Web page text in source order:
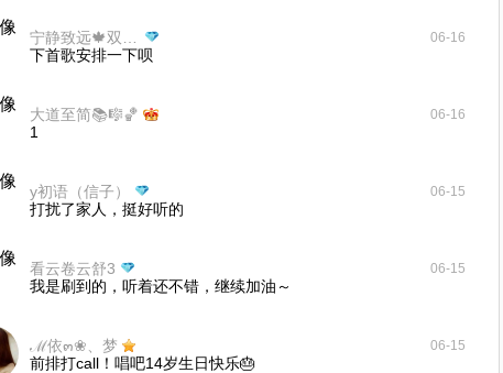
06-16
下首歌安排一下呗
大道至简📚🎼🏀 06-16
1
y初语（信子） 06-15
打扰了家人，挺好听的
看云卷云舒3 06-15
我是刷到的，听着还不错，继续加油～
ℳ依๓❀、梦 06-15
前排打call！唱吧14岁生日快乐🎂